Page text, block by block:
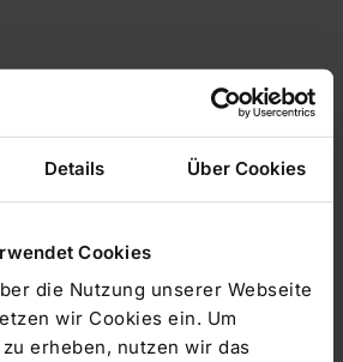
Details Über Cookies
Cookies
die Nutzung unserer Webseite
wir Cookies ein. Um
erheben, nutzen wir das
Trader News im dpa-AFX ProFeed